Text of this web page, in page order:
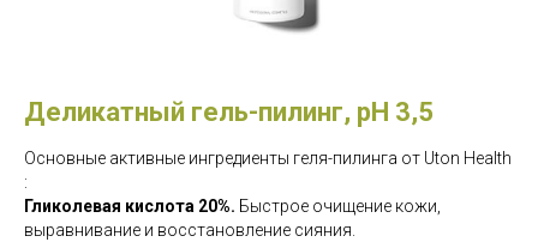
Деликатный гель-пилинг, pH 3,5
Основные активные ингредиенты геля-пилинга от Uton Health
:
Гликолевая кислота 20%. Быстрое очищение кожи,
выравнивание и восстановление сияния.